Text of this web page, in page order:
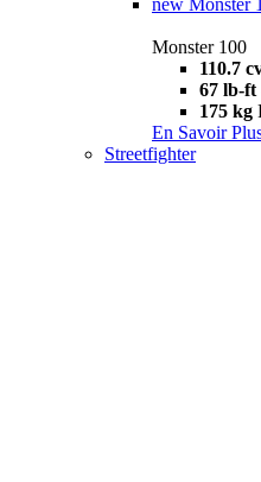
new Monster
Monster 100
110.7
67 lb-ft
175 kg
En Savoir
Streetfighter